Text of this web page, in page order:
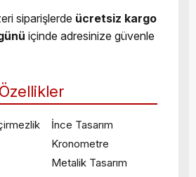
siparişlerde ücretsiz kargo
içinde adresinize güvenle
İnce Tasarım
Kronometre
Metalik Tasarım